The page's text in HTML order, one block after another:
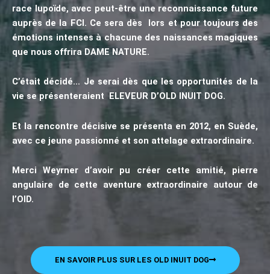
race lupoïde, avec peut-être une reconnaissance future
auprès de la FCI. Ce sera dès lors et pour toujours des
émotions intenses à chacune des naissances magiques
que nous offrira DAME NATURE.
C’était décidé… Je serai dès que les opportunités de la
vie se présenteraient ELEVEUR D’OLD INUIT DOG.
Et la rencontre décisive se présenta en 2012, en Suède,
avec ce jeune passionné et son attelage extraordinaire.
Merci Weyrner d’avoir pu créer cette amitié, pierre
angulaire de cette aventure extraordinaire autour de
l’OID.
EN SAVOIR PLUS SUR LES OLD INUIT DOG